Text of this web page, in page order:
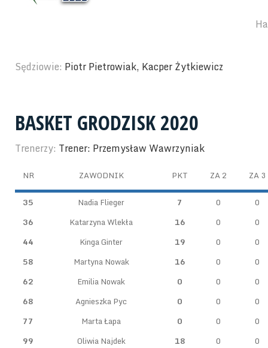
Sędziowie: Piotr Pietrowiak, Kacper Żytkiewicz
BASKET GRODZISK 2020
Trenerzy: Trener: Przemysław Wawrzyniak
NR ZAWODNIK PKT ZA 2 ZA 3
35 Nadia Flieger 7 0
0
36
Katarzyna Wlekła 16 0
0
44
Kinga Ginter 19 0
0
58
Martyna Nowak 16 0
0
62
Emilia Nowak 0 0
0
68
Agnieszka Pyc 0 0
0
77
Marta Łapa 0 0
0
99
Oliwia Najdek 18 0 0